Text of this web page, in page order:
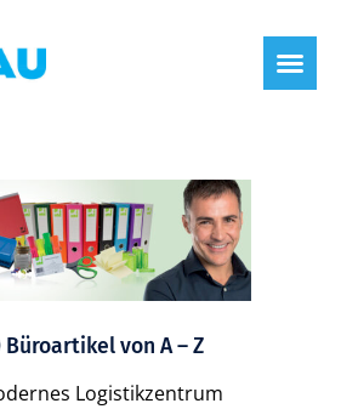
Büroartikel von A – Z
Logistikzentrum